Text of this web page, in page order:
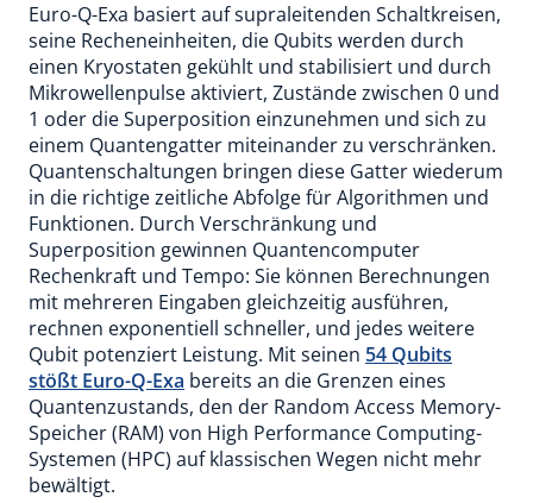
Euro-Q-Exa basiert auf supraleitenden Schaltkreisen,
seine Recheneinheiten, die Qubits werden durch
einen Kryostaten gekühlt und stabilisiert und durch
Mikrowellenpulse aktiviert, Zustände zwischen 0 und
1 oder die Superposition einzunehmen und sich zu
einem Quantengatter miteinander zu verschränken.
Quantenschaltungen bringen diese Gatter wiederum
in die richtige zeitliche Abfolge für Algorithmen und
Funktionen. Durch Verschränkung und
Superposition gewinnen Quantencomputer
Rechenkraft und Tempo: Sie können Berechnungen
mit mehreren Eingaben gleichzeitig ausführen,
rechnen exponentiell schneller, und jedes weitere
Qubit potenziert Leistung. Mit seinen 54 Qubits
stößt Euro-Q-Exa bereits an die Grenzen eines
Quantenzustands, den der Random Access Memory-
Speicher (RAM) von High Performance Computing-
Systemen (HPC) auf klassischen Wegen nicht mehr
bewältigt.